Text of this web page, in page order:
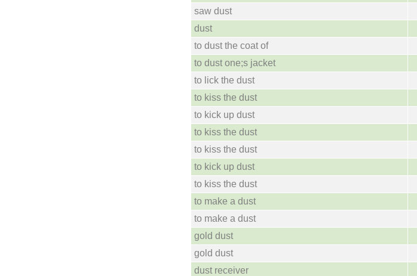
saw dust
dust
to dust the coat of
to dust one;s jacket
to lick the dust
to kiss the dust
to kick up dust
to kiss the dust
to kiss the dust
to kick up dust
to kiss the dust
to make a dust
to make a dust
gold dust
gold dust
dust receiver